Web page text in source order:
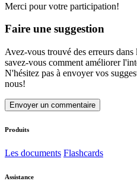
Merci pour votre participation!
Faire une suggestion
Avez-vous trouvé des erreurs
savez-vous comment améliorer
N'hésitez pas à envoyer vos
nous!
Envoyer un commentaire
Produits
Les documents Flashcards
Assistance